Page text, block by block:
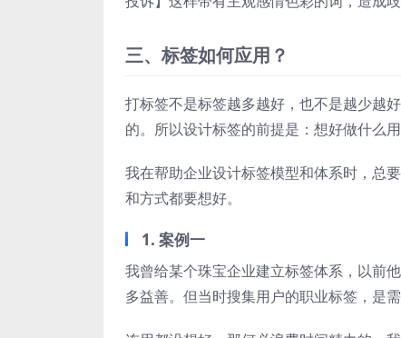
三、标签如何应用？
打标签不是标签越多越好，也不是越少越
的。所以设计标签的前提是：想好做什么用
我在帮助企业设计标签模型和体系时，总
和方式都要想好。
1. 案例一
我曾给某个珠宝企业建立标签体系，以前
多益善。但当时搜集用户的职业标签，是